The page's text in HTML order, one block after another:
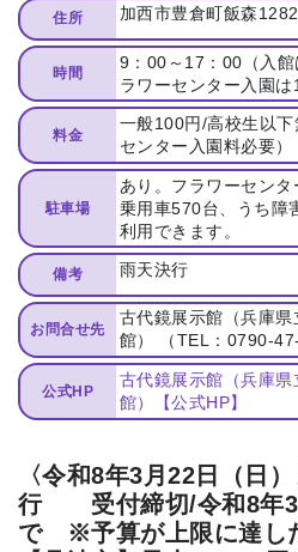
住所 加西市豊倉町飯森
時間
9：00～17：00（入
ラワーセンター入園は
料金
一般100円/高校生以
センター入園料必要）
駐車場
あり。フラワーセンタ
乗用車570台、うち障
利用できます。
備考 雨天決行
お問合せ先
古代鏡展示館（兵庫
館） （TEL：0790-47-
公式HP
古代鏡展示館（兵庫
館）【公式HP】
〈令和8年3月22日（日
行 受付締切/令和8年3
で ※予算が上限に達し